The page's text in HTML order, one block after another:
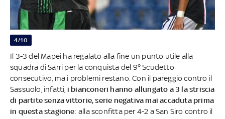
4/10
Il 3-3 del Mapei ha regalato alla fine un punto utile alla
squadra di Sarri per la conquista del 9° Scudetto
consecutivo, ma i problemi restano. Con il pareggio contro il
Sassuolo, infatti, i bianconeri hanno allungato a 3 la striscia
di partite senza vittorie, serie negativa mai accaduta prima
in questa stagione: alla sconfitta per 4-2 a San Siro contro il